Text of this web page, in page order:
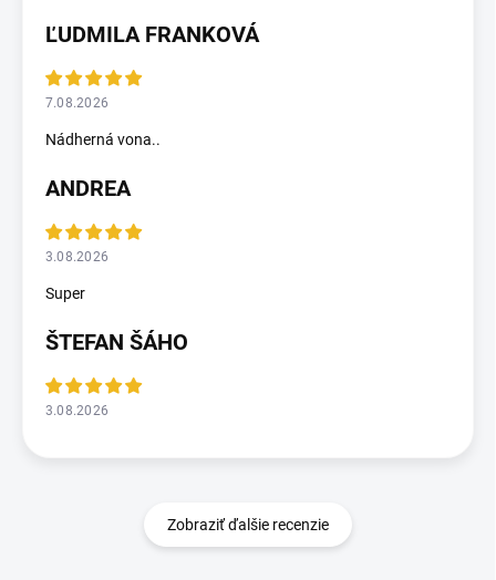
ĽUDMILA FRANKOVÁ
7.08.2026
Nádherná vona..
ANDREA
3.08.2026
Super
ŠTEFAN ŠÁHO
3.08.2026
Zobraziť ďalšie recenzie